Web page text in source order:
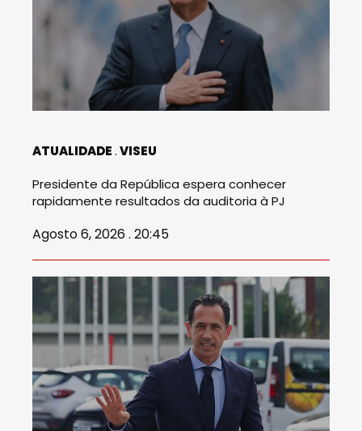
ATUALIDADE VISEU
Presidente da República espera conhecer
rapidamente resultados da auditoria à PJ
Agosto 6, 2026 . 20:45